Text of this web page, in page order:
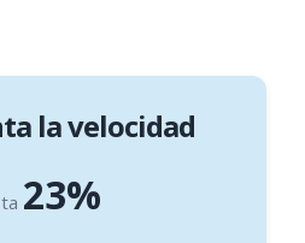
la velocidad
23%